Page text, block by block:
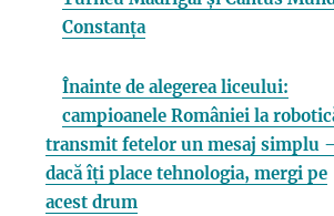
Constanța
Înainte de alegerea liceului:
campioanele României la
transmit fetelor un mesaj simplu
dacă îți place tehnologia, mergi pe
acest drum